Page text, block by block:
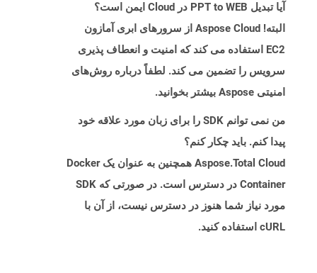
آیا تبدیل PPT to WEB در Cloud ایمن است؟
البته! Aspose Cloud از سرورهای ابری آمازون
EC2 استفاده می کند که امنیت و انعطاف پذیری
سرویس را تضمین می کند. لطفاً درباره روش‌های
امنیتی Aspose بیشتر بخوانید.
من نمی توانم SDK را برای زبان مورد علاقه خود
پیدا کنم. باید چکار کنم؟
Aspose.Total Cloud همچنین به عنوان یک Docker
Container در دسترس است. در صورتی که SDK
مورد نیاز شما هنوز در دسترس نیست، از آن با
cURL استفاده کنید.